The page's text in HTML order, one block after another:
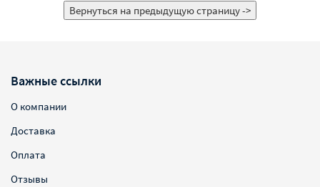
Важные ссылки
О компании
Доставка
Оплата
Отзывы